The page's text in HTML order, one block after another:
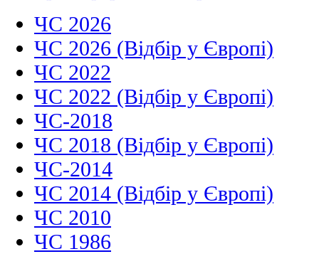
ЧС 2026
ЧС 2026 (Відбір у Європі)
ЧС 2022
ЧС 2022 (Відбір у Європі)
ЧС-2018
ЧС 2018 (Відбір у Європі)
ЧС-2014
ЧС 2014 (Відбір у Європі)
ЧС 2010
ЧС 1986